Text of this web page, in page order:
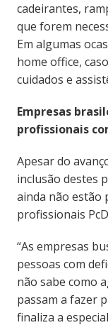
cadeirantes,
que forem
Em algumas
home office,
cuidados e
Empresas
profissionais
Apesar do
inclusão destes
ainda não estão
profissionais
“As empresas
pessoas com
não sabe como
passam a fazer
finaliza a